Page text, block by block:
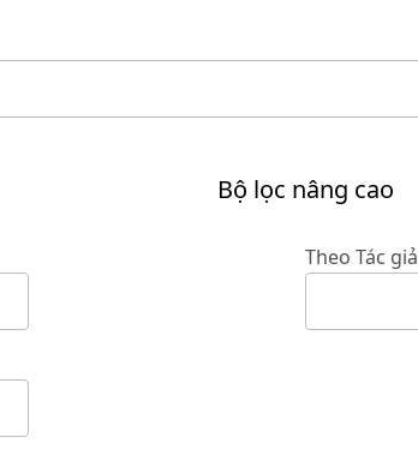
Bộ lọc nâng cao
Theo Tác giả